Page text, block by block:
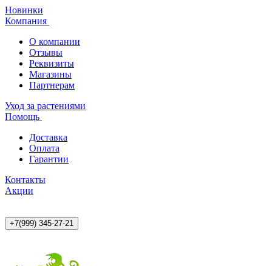
Новинки
Компания
О компании
Отзывы
Реквизиты
Магазины
Партнерам
Уход за растениями
Помощь
Доставка
Оплата
Гарантии
Контакты
Акции
+7(999) 345-27-21